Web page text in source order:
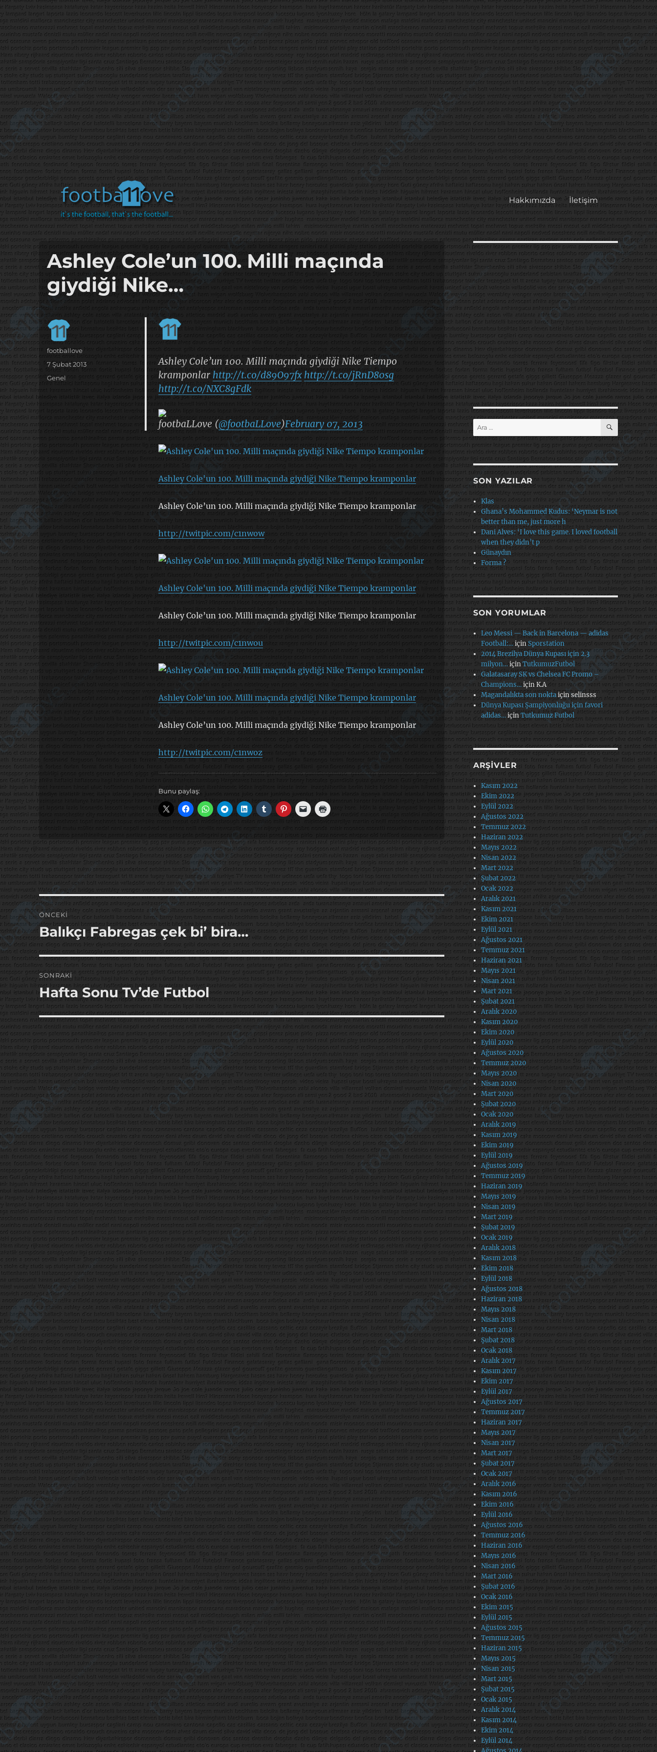
footbaLLove
it's the football, that's the football…
Hakkımızda İletişim
Ashley Cole’un 100. Milli maçında
giydiği Nike…
Ashley Cole’un 100. Milli maçında giydiği Nike Tiempo
kramponlar http://t.co/d89O97fx http://t.co/jRnD80sg
http://t.co/NXC8gFdk
footbaLLove (@footbaLLove)February 07, 2013
Ashley Cole'un 100. Milli maçında giydiği Nike Tiempo kramponlar
Ashley Cole’un 100. Milli maçında giydiği Nike Tiempo kramponlar
http://twitpic.com/c1nwow
Ashley Cole'un 100. Milli maçında giydiği Nike Tiempo kramponlar
Ashley Cole’un 100. Milli maçında giydiği Nike Tiempo kramponlar
http://twitpic.com/c1nwou
Ashley Cole'un 100. Milli maçında giydiği Nike Tiempo kramponlar
Ashley Cole’un 100. Milli maçında giydiği Nike Tiempo kramponlar
http://twitpic.com/c1nwoz
Bunu paylaş:
Yazar
footballove
Yayın
tarihi
7 Şubat 2013
Kategoriler
Genel
Yazı
gezinmesi
ÖNCEKI
Önceki
yazı:
Balıkçı Fabregas çek bi’ bira…
SONRAKI
Sonraki
yazı:
Hafta Sonu Tv’de Futbol
Ara: ARA
SON YAZILAR
Klas
Ghana’s Mohammed Kudus: ‘Neymar is not
better than me, just more h
Dani Alves: ‘I love this game. I loved football
when they didn’t p
Günaydın
Forma ?
SON YORUMLAR
Leo Messi — Back in Barcelona — adidas
Football:…içinSporstation
2014 Brezilya Dünya Kupası için 2.3
milyon…içinTutkumuzFutbol
Galatasaray SK vs Chelsea FC Promo –
Champions…içinK.A
Magandalıkta son noktaiçinselinsss
Dünya Kupası Şampiyonluğu için favori
adidas…içinTutkumuz Futbol
ARŞIVLER
Kasım 2022
Ekim 2022
Eylül 2022
Ağustos 2022
Temmuz 2022
Haziran 2022
Mayıs 2022
Nisan 2022
Mart 2022
Şubat 2022
Ocak 2022
Aralık 2021
Kasım 2021
Ekim 2021
Eylül 2021
Ağustos 2021
Temmuz 2021
Haziran 2021
Mayıs 2021
Nisan 2021
Mart 2021
Şubat 2021
Aralık 2020
Kasım 2020
Ekim 2020
Eylül 2020
Ağustos 2020
Temmuz 2020
Mayıs 2020
Nisan 2020
Mart 2020
Şubat 2020
Ocak 2020
Aralık 2019
Kasım 2019
Ekim 2019
Eylül 2019
Ağustos 2019
Temmuz 2019
Haziran 2019
Mayıs 2019
Nisan 2019
Mart 2019
Şubat 2019
Ocak 2019
Aralık 2018
Kasım 2018
Ekim 2018
Eylül 2018
Ağustos 2018
Haziran 2018
Mayıs 2018
Nisan 2018
Mart 2018
Şubat 2018
Ocak 2018
Aralık 2017
Kasım 2017
Ekim 2017
Eylül 2017
Ağustos 2017
Temmuz 2017
Haziran 2017
Mayıs 2017
Nisan 2017
Mart 2017
Şubat 2017
Ocak 2017
Aralık 2016
Kasım 2016
Ekim 2016
Eylül 2016
Ağustos 2016
Temmuz 2016
Haziran 2016
Mayıs 2016
Nisan 2016
Mart 2016
Şubat 2016
Ocak 2016
Ekim 2015
Eylül 2015
Ağustos 2015
Temmuz 2015
Haziran 2015
Mayıs 2015
Nisan 2015
Mart 2015
Şubat 2015
Ocak 2015
Aralık 2014
Kasım 2014
Ekim 2014
Eylül 2014